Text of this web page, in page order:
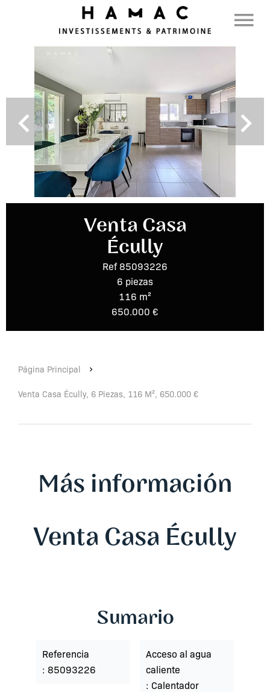
Venta Casa
Écully
Ref 85093226
6 piezas
116 m²
650.000 €
Página Principal
Venta Casa Écully, 6 Piezas, 116 M², 650.000 €
Más información
Venta Casa Écully
Sumario
Referencia
85093226
Acceso al agua
caliente
Calentador